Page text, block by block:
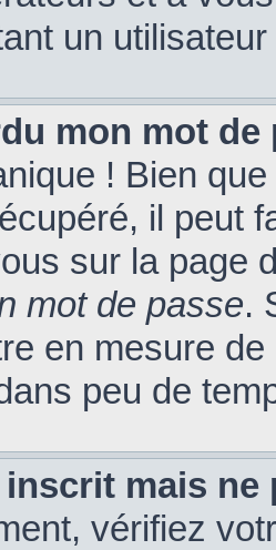
un
mon mot de
! Bien
il peut
sur la page
mot de passe.
en mesure
peu de
mais ne
vérifiez